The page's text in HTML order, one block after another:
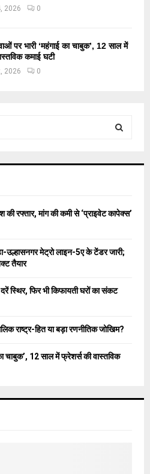
2026 0
पर भारी ‘महंगाई का चाबुक’, 12 साल में
कमाई घटी
2026 0
C
की रफ्तार, मांग की कमी से ‘प्राइवेट कापेक्स’
उल्हासनगर मेट्रो लाइन-5ए के टेंडर जारी;
तैयार
स्थिर, फिर भी किफायती घरों का संकट
राष्ट्र-हित या बड़ा रणनीतिक जोखिम?
चाबुक’, 12 साल में फ्रेशर्स की वास्तविक